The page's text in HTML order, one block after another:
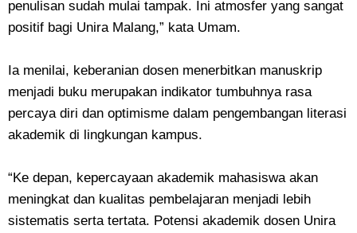
penulisan sudah mulai tampak. Ini atmosfer yang sangat
positif bagi Unira Malang,” kata Umam.
Ia menilai, keberanian dosen menerbitkan manuskrip
menjadi buku merupakan indikator tumbuhnya rasa
percaya diri dan optimisme dalam pengembangan literasi
akademik di lingkungan kampus.
“Ke depan, kepercayaan akademik mahasiswa akan
meningkat dan kualitas pembelajaran menjadi lebih
sistematis serta tertata. Potensi akademik dosen Unira